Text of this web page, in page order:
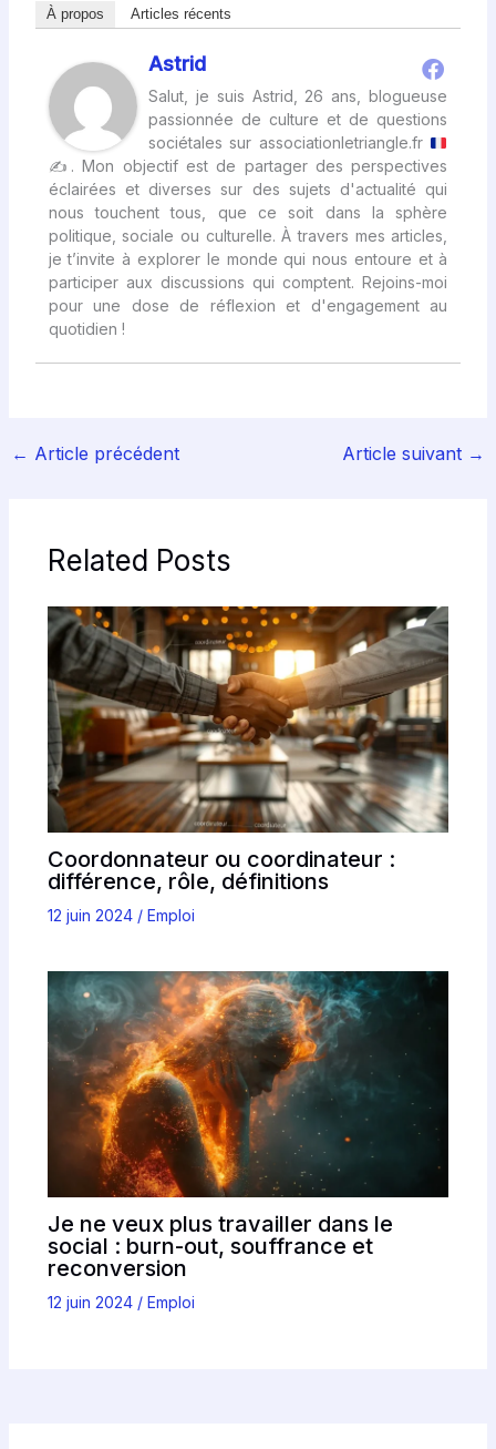
À propos Articles récents
Astrid
Salut, je suis Astrid, 26 ans, blogueuse
passionnée de culture et de questions
sociétales sur associationletriangle.fr
✍ . Mon objectif est de partager des perspectives
éclairées et diverses sur des sujets d'actualité qui
nous touchent tous, que ce soit dans la sphère
politique, sociale ou culturelle. À travers mes articles,
je t’invite à explorer le monde qui nous entoure et à
participer aux discussions qui comptent. Rejoins-moi
pour une dose de réflexion et d'engagement au
quotidien !
← Article précédent Article suivant →
Related Posts
Coordonnateur ou coordinateur :
différence, rôle, définitions
12 juin 2024 / Emploi
Je ne veux plus travailler dans le
social : burn-out, souffrance et
reconversion
12 juin 2024 / Emploi